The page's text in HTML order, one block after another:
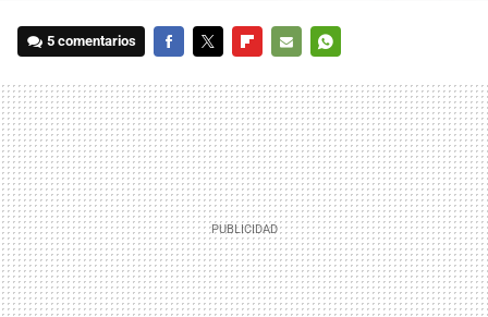
5 comentarios
MAIL